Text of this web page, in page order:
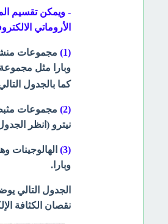
- ويمكن تقسيم
الأروماتي
(1)
مجموعات
وبارا مثل مجموعة OH- ، ومجموعة NH
كما بالجدول
(2)
مجموعات
نيترو (انظر
(3)
الهالوجينات
وبارا.
الجدول التالي
نقصان الكثافة